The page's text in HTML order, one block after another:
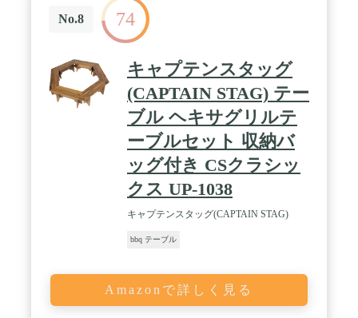
No.8 74
キャプテンスタッグ
(CAPTAIN STAG) テー
ブル ヘキサグリルテ
ーブルセット 収納バ
ッグ付き CSクラシッ
クス UP-1038
キャプテンスタッグ(CAPTAIN STAG)
bbq テーブル
Amazonで詳しく見る